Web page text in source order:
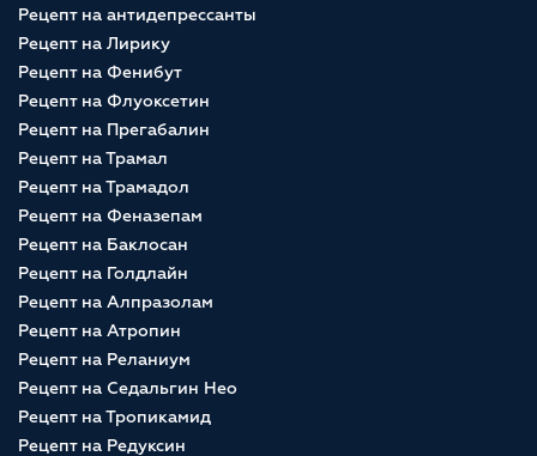
Рецепт на антидепрессанты
Рецепт на Лирику
Рецепт на Фенибут
Рецепт на Флуоксетин
Рецепт на Прегабалин
Рецепт на Трамал
Рецепт на Трамадол
Рецепт на Феназепам
Рецепт на Баклосан
Рецепт на Голдлайн
Рецепт на Алпразолам
Рецепт на Атропин
Рецепт на Реланиум
Рецепт на Седальгин Нео
Рецепт на Тропикамид
Рецепт на Редуксин